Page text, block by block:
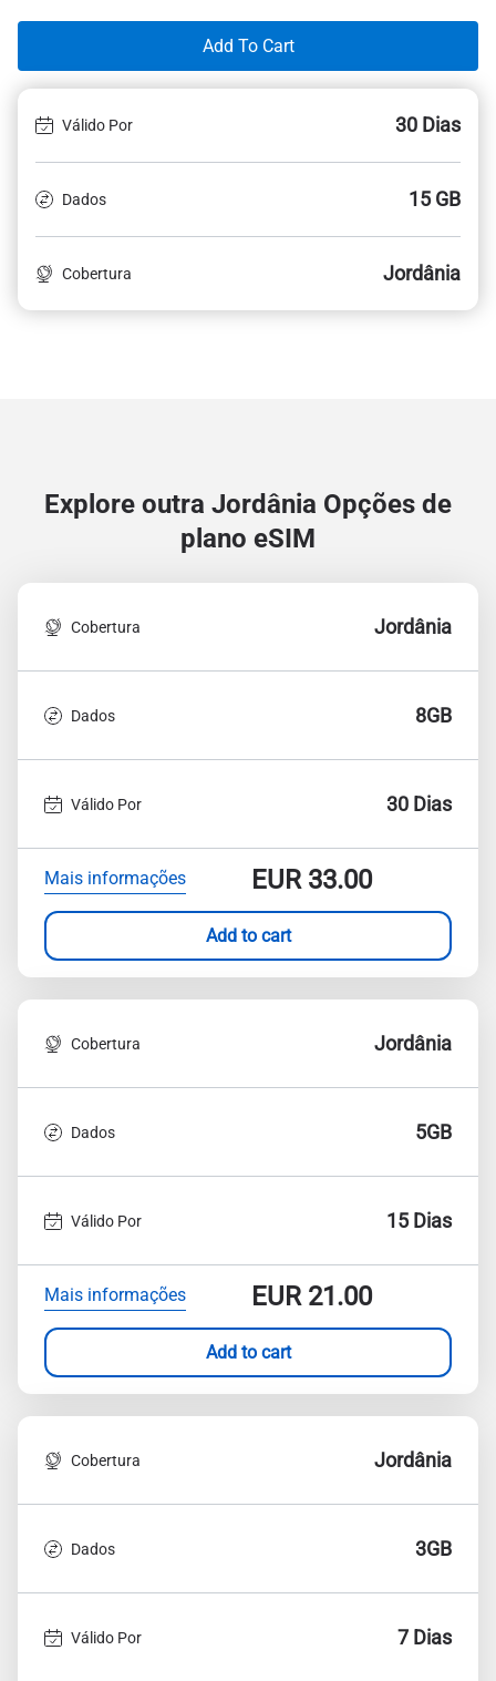
Add To Cart
Válido Por 30 Dias
Dados 15 GB
Cobertura Jordânia
Explore outra Jordânia Opções de
plano eSIM
Cobertura Jordânia
Dados 8GB
Válido Por 30 Dias
Mais informações EUR33.00
Add to cart
Cobertura Jordânia
Dados 5GB
Válido Por 15 Dias
Mais informações EUR21.00
Add to cart
Cobertura Jordânia
Dados 3GB
Válido Por 7 Dias